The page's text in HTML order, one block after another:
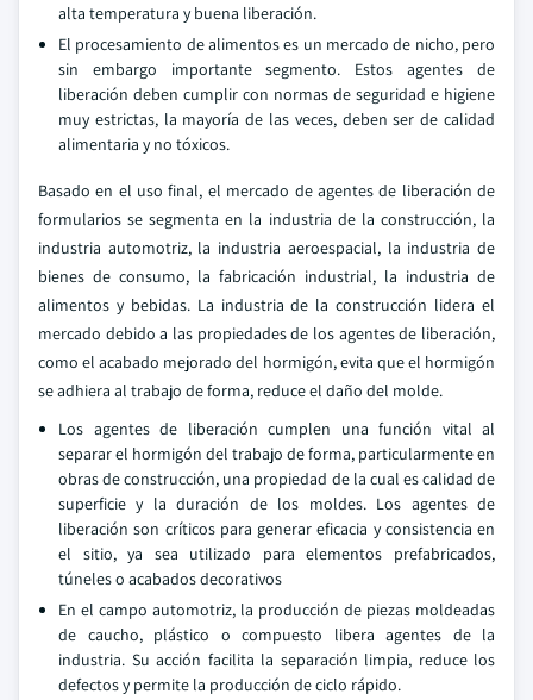
alta temperatura y buena liberación.
El procesamiento de alimentos es un mercado de nicho, pero
sin embargo importante segmento. Estos agentes de
liberación deben cumplir con normas de seguridad e higiene
muy estrictas, la mayoría de las veces, deben ser de calidad
alimentaria y no tóxicos.
Basado en el uso final, el mercado de agentes de liberación de
formularios se segmenta en la industria de la construcción, la
industria automotriz, la industria aeroespacial, la industria de
bienes de consumo, la fabricación industrial, la industria de
alimentos y bebidas. La industria de la construcción lidera el
mercado debido a las propiedades de los agentes de liberación,
como el acabado mejorado del hormigón, evita que el hormigón
se adhiera al trabajo de forma, reduce el daño del molde.
Los agentes de liberación cumplen una función vital al
separar el hormigón del trabajo de forma, particularmente en
obras de construcción, una propiedad de la cual es calidad de
superficie y la duración de los moldes. Los agentes de
liberación son críticos para generar eficacia y consistencia en
el sitio, ya sea utilizado para elementos prefabricados,
túneles o acabados decorativos
En el campo automotriz, la producción de piezas moldeadas
de caucho, plástico o compuesto libera agentes de la
industria. Su acción facilita la separación limpia, reduce los
defectos y permite la producción de ciclo rápido.